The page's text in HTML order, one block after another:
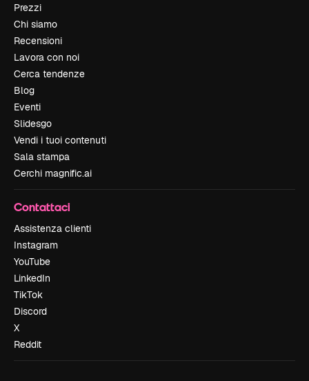
Prezzi
Chi siamo
Recensioni
Lavora con noi
Cerca tendenze
Blog
Eventi
Slidesgo
Vendi i tuoi contenuti
Sala stampa
Cerchi magnific.ai
Contattaci
Assistenza clienti
Instagram
YouTube
LinkedIn
TikTok
Discord
X
Reddit